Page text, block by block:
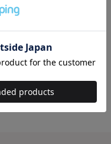
せていただいております